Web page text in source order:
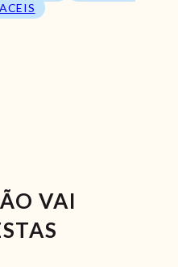
VAI